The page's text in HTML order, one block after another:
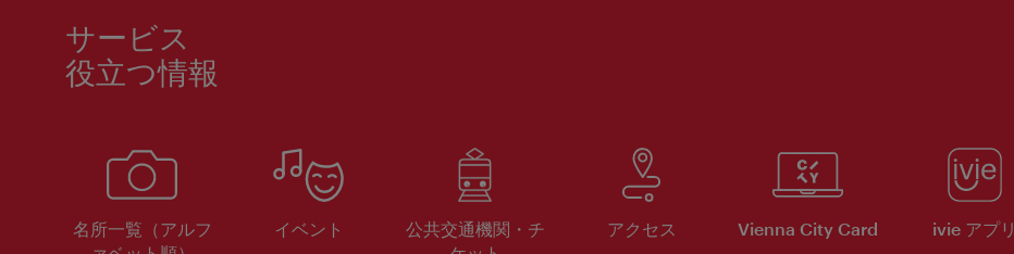
サービス
役立つ情報
名所一覧（アルフ
イベント
公共交通機関・チ
アクセス Vienna City Card ivie アプリ